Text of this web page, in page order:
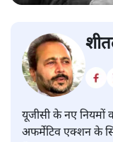
यूजीसी के नए नियमों
अफर्मेटिव एक्शन के